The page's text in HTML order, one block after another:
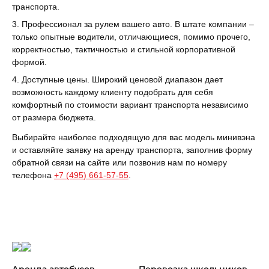
транспорта.
Профессионал за рулем вашего авто. В штате компании –
только опытные водители, отличающиеся, помимо прочего,
корректностью, тактичностью и стильной корпоративной
формой.
Доступные цены. Широкий ценовой диапазон дает
возможность каждому клиенту подобрать для себя
комфортный по стоимости вариант транспорта независимо
от размера бюджета.
Выбирайте наиболее подходящую для вас модель минивэна
и оставляйте заявку на аренду транспорта, заполнив форму
обратной связи на сайте или позвонив нам по номеру
телефона +7 (495) 661-57-55.